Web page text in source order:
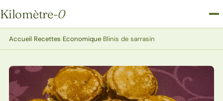
Kilomètre-0
Kilomètre-0
Accueil›Recettes›Economique›Blinis de sarrasin